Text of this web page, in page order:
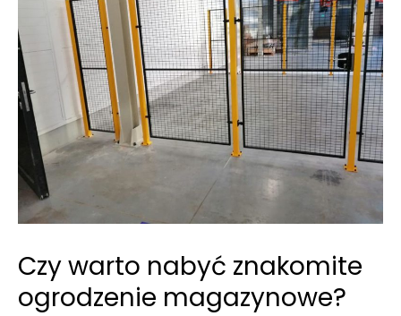
Czy warto nabyć znakomite
ogrodzenie magazynowe?